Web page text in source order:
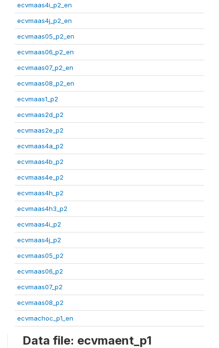
ecvmaas4i_p2_en
ecvmaas4j_p2_en
ecvmaas05_p2_en
ecvmaas06_p2_en
ecvmaas07_p2_en
ecvmaas08_p2_en
ecvmaas1_p2
ecvmaas2d_p2
ecvmaas2e_p2
ecvmaas4a_p2
ecvmaas4b_p2
ecvmaas4e_p2
ecvmaas4h_p2
ecvmaas4h3_p2
ecvmaas4i_p2
ecvmaas4j_p2
ecvmaas05_p2
ecvmaas06_p2
ecvmaas07_p2
ecvmaas08_p2
ecvmachoc_p1_en
Data file: ecvmaent_p1